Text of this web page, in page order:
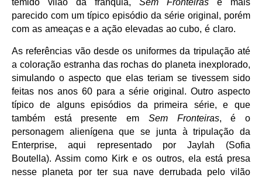
temido vilão da franquia, Sem Fronteiras é mais
parecido com um típico episódio da série original, porém
com as ameaças e a ação elevadas ao cubo, é claro.
As referências vão desde os uniformes da tripulação até
a coloração estranha das rochas do planeta inexplorado,
simulando o aspecto que elas teriam se tivessem sido
feitas nos anos 60 para a série original. Outro aspecto
típico de alguns episódios da primeira série, e que
também está presente em Sem Fronteiras, é o
personagem alienígena que se junta à tripulação da
Enterprise, aqui representado por Jaylah (Sofia
Boutella). Assim como Kirk e os outros, ela está presa
nesse planeta por ter sua nave derrubada pelo vilão